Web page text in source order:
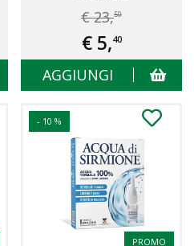
€ 23,50
€ 5,40
AGGIUNGI
- 10 %
PROMO